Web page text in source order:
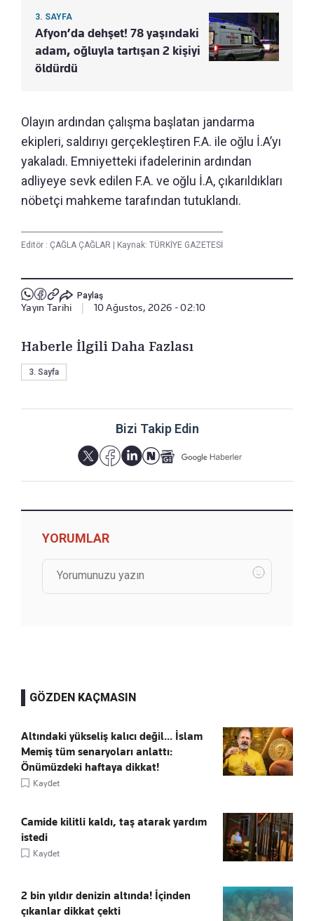
3. SAYFA
Afyon’da dehşet! 78 yaşındaki
adam, oğluyla tartışan 2 kişiyi
öldürdü
Olayın ardından çalışma başlatan jandarma
ekipleri, saldırıyı gerçekleştiren F.A. ile oğlu İ.A’yı
yakaladı. Emniyetteki ifadelerinin ardından
adliyeye sevk edilen F.A. ve oğlu İ.A, çıkarıldıkları
nöbetçi mahkeme tarafından tutuklandı.
Editör : ÇAĞLA ÇAĞLAR Kaynak: TÜRKİYE GAZETESİ
Paylaş
Yayın Tarihi 10 Ağustos, 2026 - 02:10
Haberle İlgili Daha Fazlası
3. Sayfa
Bizi Takip Edin
YORUMLAR
GÖZDEN KAÇMASIN
Altındaki yükseliş kalıcı değil... İslam
Memiş tüm senaryoları anlattı:
Önümüzdeki haftaya dikkat!
Kaydet
Camide kilitli kaldı, taş atarak yardım
istedi
Kaydet
2 bin yıldır denizin altında! İçinden
çıkanlar dikkat çekti